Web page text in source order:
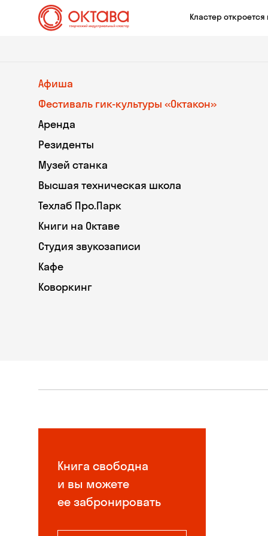
Кластер откроется
Афиша
Фестиваль гик-культуры «Октакон»
Аренда
Резиденты
Музей станка
Высшая техническая школа
Техлаб Про.Парк
Книги на Октаве
Студия звукозаписи
Кафе
Коворкинг
Книга свободна
и вы можете
ее забронировать